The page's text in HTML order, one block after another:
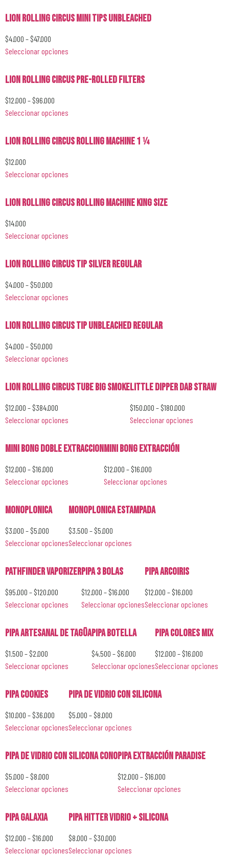
Lion Rolling Circus Mini Tips Unbleached
$4.000 – $47.000
Seleccionar opciones
Lion Rolling Circus Pre-Rolled Filters
$12.000 – $96.000
Seleccionar opciones
Lion Rolling Circus Rolling Machine 1 1⁄4
$12.000
Seleccionar opciones
Lion Rolling Circus Rolling Machine King Size
$14.000
Seleccionar opciones
Lion Rolling Circus Tip Silver Regular
$4.000 – $50.000
Seleccionar opciones
Lion Rolling Circus Tip Unbleached Regular
$4.000 – $50.000
Seleccionar opciones
Lion Rolling Circus Tube Big Smoke
$12.000 – $384.000
Seleccionar opciones
LITTLE DIPPER DAB STRAW
$150.000 – $180.000
Seleccionar opciones
Mini Bong Doble Extraccion
$12.000 – $16.000
Seleccionar opciones
Mini Bong Extracción
$12.000 – $16.000
Seleccionar opciones
Monoplonica
$3.000 – $5.000
Seleccionar opciones
Monoplonica Estampada
$3.500 – $5.000
Seleccionar opciones
Pathfinder Vaporizer
$95.000 – $120.000
Seleccionar opciones
Pipa 3 Bolas
$12.000 – $16.000
Seleccionar opciones
Pipa Arcoiris
$12.000 – $16.000
Seleccionar opciones
Pipa Artesanal de Tagüa
$1.500 – $2.000
Seleccionar opciones
Pipa Botella
$4.500 – $6.000
Seleccionar opciones
Pipa Colores Mix
$12.000 – $16.000
Seleccionar opciones
Pipa Cookies
$10.000 – $36.000
Seleccionar opciones
Pipa de Vidrio con Silicona
$5.000 – $8.000
Seleccionar opciones
Pipa de Vidrio con Silicona Cono
$5.000 – $8.000
Seleccionar opciones
Pipa Extracción Paradise
$12.000 – $16.000
Seleccionar opciones
Pipa Galaxia
$12.000 – $16.000
Seleccionar opciones
Pipa Hitter Vidrio + Silicona
$8.000 – $30.000
Seleccionar opciones